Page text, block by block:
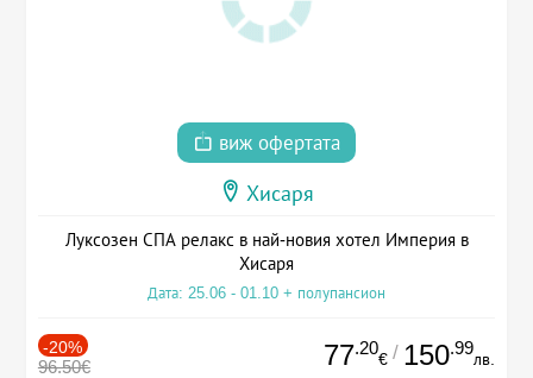
виж офертата
Хисаря
Луксозен СПА релакс в най-новия хотел Империя в
Хисаря
Дата: 25.06 - 01.10 + полупансион
-20%
96.50€ 77.20
€ / 150.99
лв.